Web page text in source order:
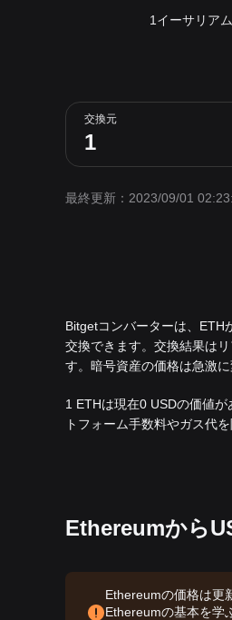
1イーサリア
交換元
最終更新：2023/09/01
Bitgetコンバーターは、ETH
交換できます。交換結果は
す。暗号資産の価格は急激
1 ETHは現在0 USDの価値
トフォーム手数料やガス代
Ethereumから
Ethereumの価格は更
Ethereumの基本を学